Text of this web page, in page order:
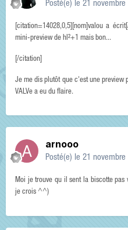
Posté(e) le 21 novembre
[citation=14028,0,5][nom]valou a
mini-preview de hl²+1 mais bon...
[/citation]
Je me dis plutôt que c'est une preview
VALVe a eu du flaire.
arnooo
Posté(e) le 21 novembre
Moi je trouve qu il sent la biscotte pas
je crois ^^)